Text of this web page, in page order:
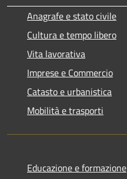
Anagrafe e stato civile
Cultura e tempo libero
Vita lavorativa
Imprese e Commercio
Catasto e urbanistica
Mobilità e trasporti
Educazione e formazione